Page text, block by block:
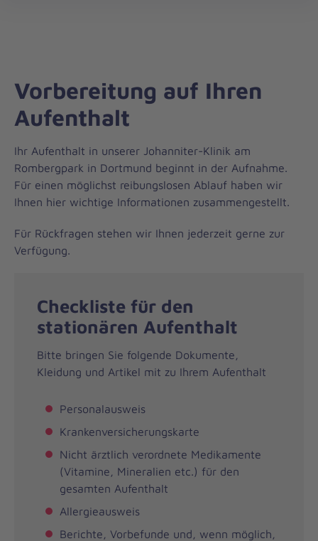
Vorbereitung auf Ihren
Aufenthalt
Ihr Aufenthalt in unserer Johanniter-Klinik am
Rombergpark in Dortmund beginnt in der Aufnahme.
Für einen möglichst reibungslosen Ablauf haben wir
Ihnen hier wichtige Informationen zusammengestellt.
Für Rückfragen stehen wir Ihnen jederzeit gerne zur
Verfügung.
Checkliste für den
stationären Aufenthalt
Bitte bringen Sie folgende Dokumente,
Kleidung und Artikel mit zu Ihrem Aufenthalt
Personalausweis
Krankenversicherungskarte
Nicht ärztlich verordnete Medikamente
(Vitamine, Mineralien etc.) für den
gesamten Aufenthalt
Allergieausweis
Berichte, Vorbefunde und, wenn möglich,